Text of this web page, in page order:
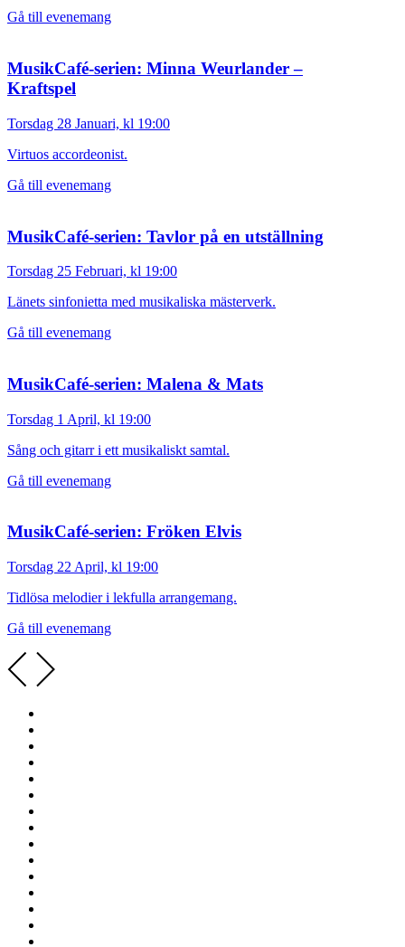
Gå till evenemang
MusikCafé-serien: Minna Weurlander –
Kraftspel
Torsdag 28 Januari, kl 19:00
Virtuos accordeonist.
Gå till evenemang
MusikCafé-serien: Tavlor på en utställning
Torsdag 25 Februari, kl 19:00
Länets sinfonietta med musikaliska mästerverk.
Gå till evenemang
MusikCafé-serien: Malena & Mats
Torsdag 1 April, kl 19:00
Sång och gitarr i ett musikaliskt samtal.
Gå till evenemang
MusikCafé-serien: Fröken Elvis
Torsdag 22 April, kl 19:00
Tidlösa melodier i lekfulla arrangemang.
Gå till evenemang